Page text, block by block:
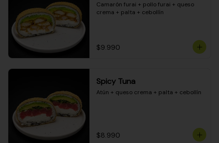
Camarón furai + pollo furai + queso
crema + palta + cebollín
$9.990
Spicy Tuna
Atún + queso crema + palta + cebollín
$8.990